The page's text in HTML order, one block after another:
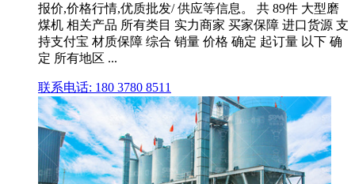
报价,价格行情,优质批发/ 供应等信息。 共 89件 大型磨
煤机 相关产品 所有类目 实力商家 买家保障 进口货源 支
持支付宝 材质保障 综合 销量 价格 确定 起订量 以下 确
定 所有地区 ...
联系电话: 180 3780 8511